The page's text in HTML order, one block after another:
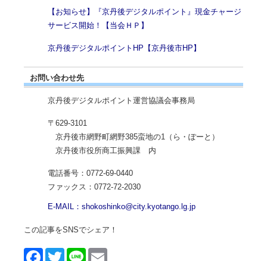
【お知らせ】『京丹後デジタルポイント』現金チャージ
サービス開始！【当会ＨＰ】
京丹後デジタルポイントHP【京丹後市HP】
お問い合わせ先
京丹後デジタルポイント運営協議会事務局
〒629-3101
京丹後市網野町網野385蛮地の1（ら・ぽーと）
京丹後市役所商工振興課 内
電話番号：0772-69-0440
ファックス：0772-72-2030
E-MAIL：shokoshinko@city.kyotango.lg.jp
この記事をSNSでシェア！
Face Twitt Line